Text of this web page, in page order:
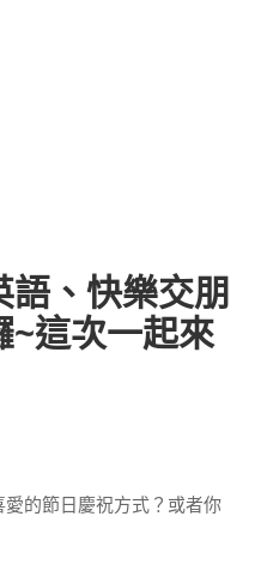
語、快樂交朋
~這次一起來
的節日慶祝方式？或者你